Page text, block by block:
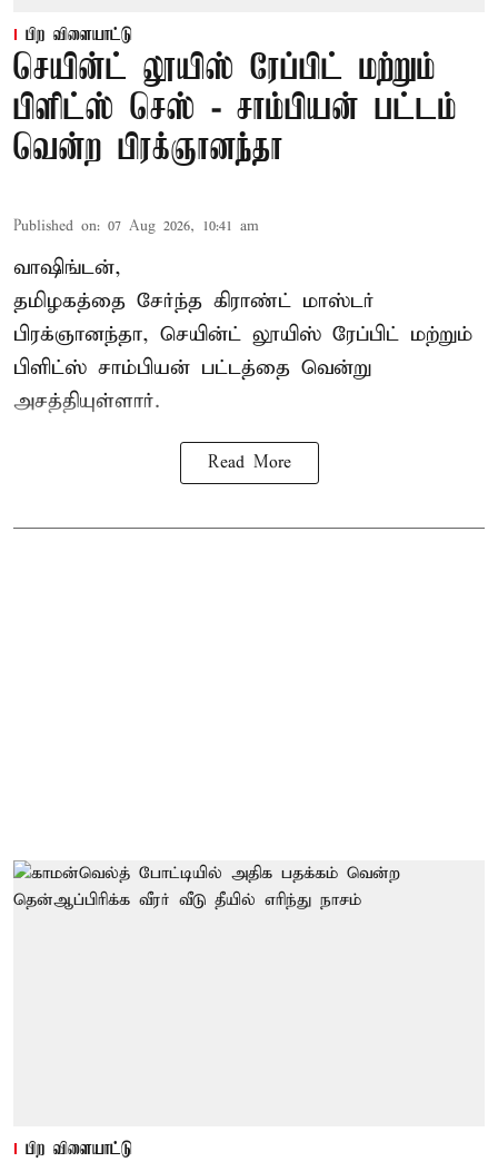
பிற விளையாட்டு
செயின்ட் லூயிஸ் ரேப்பிட் மற்றும்
பிளிட்ஸ் செஸ் - சாம்பியன் பட்டம்
வென்ற பிரக்ஞானந்தா
Published on: 07 Aug 2026, 10:41 am
வாஷிங்டன்,
தமிழகத்தை சேர்ந்த கிராண்ட் மாஸ்டர்
பிரக்ஞானந்தா, செயின்ட் லூயிஸ் ரேப்பிட் மற்றும்
பிளிட்ஸ் சாம்பியன் பட்டத்தை வென்று
அசத்தியுள்ளார்.
Read More
பிற விளையாட்டு